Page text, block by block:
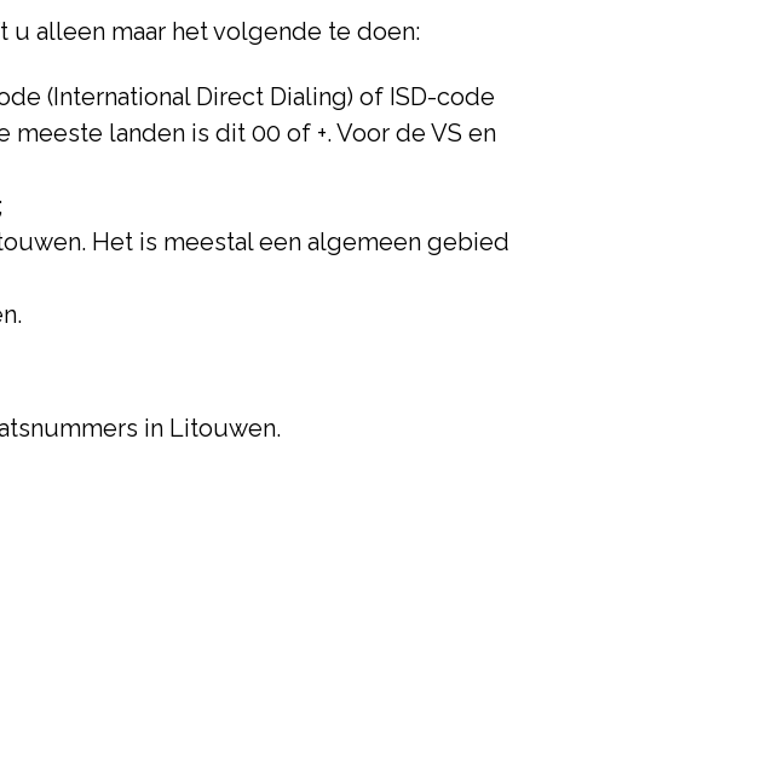
alleen maar het volgende te doen:
(International Direct Dialing) of ISD-code
landen is dit 00 of +. Voor de VS en
Het is meestal een algemeen gebied
in Litouwen.